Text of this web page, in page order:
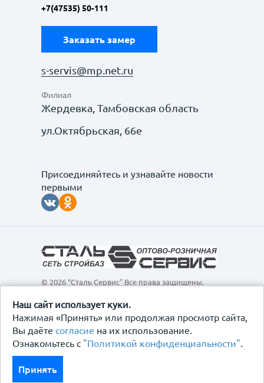
Наш сайт использует куки.
Нажимая «Принять» или продолжая просмотр сайта,
Вы даёте согласие на их использование.
Ознакомьтесь с "Политикой конфиденциальности".
Принять
+7(47535) 50-111
Заказать замер
s-servis@mp.net.ru
Филиал
Жердевка, Тамбовская область
ул.Октябрьская, 66е
Присоединяйтесь и узнавайте новости
первыми
© 2026 “Сталь Сервис" Все права защищены.
интернет-сайт, а также вся информация о товарах и
ценах, предоставленная на нём, носит
исключительно информационный характер и ни при
каких условиях не является публичной офертой,
определяемой положениями Статьи 437
Договор-оферта